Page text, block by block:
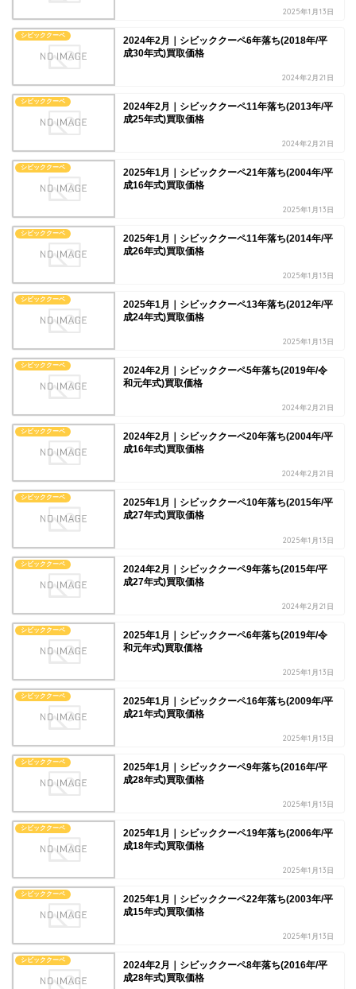
2025年1月13日
シビッククーペ
2024年2月｜シビッククーペ6年落ち(2018年/平
成30年式)買取価格
2024年2月21日
シビッククーペ
2024年2月｜シビッククーペ11年落ち(2013年/平
成25年式)買取価格
2024年2月21日
シビッククーペ
2025年1月｜シビッククーペ21年落ち(2004年/平
成16年式)買取価格
2025年1月13日
シビッククーペ
2025年1月｜シビッククーペ11年落ち(2014年/平
成26年式)買取価格
2025年1月13日
シビッククーペ
2025年1月｜シビッククーペ13年落ち(2012年/平
成24年式)買取価格
2025年1月13日
シビッククーペ
2024年2月｜シビッククーペ5年落ち(2019年/令
和元年式)買取価格
2024年2月21日
シビッククーペ
2024年2月｜シビッククーペ20年落ち(2004年/平
成16年式)買取価格
2024年2月21日
シビッククーペ
2025年1月｜シビッククーペ10年落ち(2015年/平
成27年式)買取価格
2025年1月13日
シビッククーペ
2024年2月｜シビッククーペ9年落ち(2015年/平
成27年式)買取価格
2024年2月21日
シビッククーペ
2025年1月｜シビッククーペ6年落ち(2019年/令
和元年式)買取価格
2025年1月13日
シビッククーペ
2025年1月｜シビッククーペ16年落ち(2009年/平
成21年式)買取価格
2025年1月13日
シビッククーペ
2025年1月｜シビッククーペ9年落ち(2016年/平
成28年式)買取価格
2025年1月13日
シビッククーペ
2025年1月｜シビッククーペ19年落ち(2006年/平
成18年式)買取価格
2025年1月13日
シビッククーペ
2025年1月｜シビッククーペ22年落ち(2003年/平
成15年式)買取価格
2025年1月13日
シビッククーペ
2024年2月｜シビッククーペ8年落ち(2016年/平
成28年式)買取価格